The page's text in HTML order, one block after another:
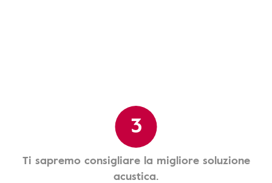
3
Ti sapremo consigliare la migliore soluzione
acustica.